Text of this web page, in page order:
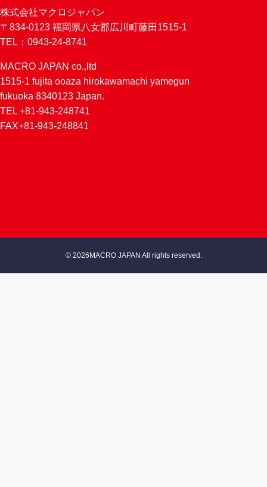
株式会社マクロジャパン
〒834-0123 福岡県八女郡広川町藤田1515-1
TEL：0943-24-8741
MACRO JAPAN co.,ltd
1515-1 fujita ooaza hirokawamachi yamegun
fukuoka 8340123 Japan.
TEL +81-943-248741
FAX+81-943-248841
© 2026MACRO JAPAN All rights reserved.